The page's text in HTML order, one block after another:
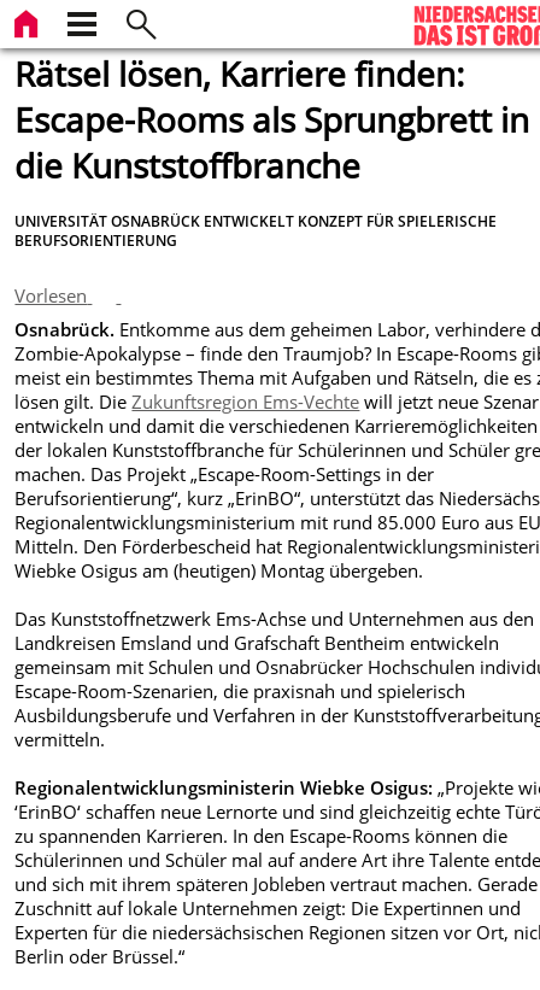
Rätsel lösen, Karriere finden:
Escape-Rooms als Sprungbrett in
die Kunststoffbranche
UNIVERSITÄT OSNABRÜCK ENTWICKELT KONZEPT FÜR SPIELERISCHE
BERUFSORIENTIERUNG
Vorlesen
Osnabrück. Entkomme aus dem geheimen Labor, verhindere
Zombie-Apokalypse – finde den Traumjob? In Escape-Rooms
meist ein bestimmtes Thema mit Aufgaben und Rätseln, die es
lösen gilt. DieZukunftsregion Ems-Vechte will jetzt neue
entwickeln und damit die verschiedenen
der lokalen Kunststoffbranche für Schülerinnen und Schüler
machen. Das Projekt „Escape-Room-Settings in der
Berufsorientierung“, kurz „ErinBO“, unterstützt das
Regionalentwicklungsministerium mit rund 85.000 Euro aus
Mitteln. Den Förderbescheid hat
Wiebke Osigus am (heutigen) Montag übergeben.
Das Kunststoffnetzwerk Ems-Achse und Unternehmen aus den
Landkreisen Emsland und Grafschaft Bentheim entwickeln
gemeinsam mit Schulen und Osnabrücker Hochschulen
Escape-Room-Szenarien, die praxisnah und spielerisch
Ausbildungsberufe und Verfahren in der
vermitteln.
Regionalentwicklungsministerin Wiebke Osigus: „Projekte
‘ErinBO‘ schaffen neue Lernorte und sind gleichzeitig echte
zu spannenden Karrieren. In den Escape-Rooms können die
Schülerinnen und Schüler mal auf andere Art ihre Talente
und sich mit ihrem späteren Jobleben vertraut machen.
Zuschnitt auf lokale Unternehmen zeigt: Die Expertinnen und
Experten für die niedersächsischen Regionen sitzen vor Ort,
Berlin oder Brüssel.“